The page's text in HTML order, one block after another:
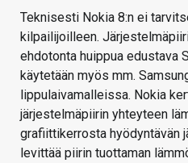
Teknisesti Nokia 8:n ei
kilpailijoilleen.
ehdotonta huippua edustava
käytetään myös mm.
lippulaivamalleissa. Nokia
järjestelmäpiirin yhteyteen
grafiittikerrosta hyödyntävän
levittää piirin tuottaman